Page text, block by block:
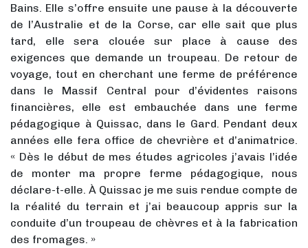
Bains. Elle s’offre ensuite une pause à la découverte
de l’Australie et de la Corse, car elle sait que plus
tard, elle sera clouée sur place à cause des
exigences que demande un troupeau. De retour de
voyage, tout en cherchant une ferme de préférence
dans le Massif Central pour d’évidentes raisons
financières, elle est embauchée dans une ferme
pédagogique à Quissac, dans le Gard. Pendant deux
années elle fera office de chevrière et d’animatrice.
« Dès le début de mes études agricoles j’avais l’idée
de monter ma propre ferme pédagogique, nous
déclare-t-elle. À Quissac je me suis rendue compte de
la réalité du terrain et j’ai beaucoup appris sur la
conduite d’un troupeau de chèvres et à la fabrication
des fromages. »